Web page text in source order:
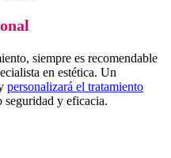
siempre es recomendable
en estética. Un
personalizará el tratamiento
seguridad y eficacia.